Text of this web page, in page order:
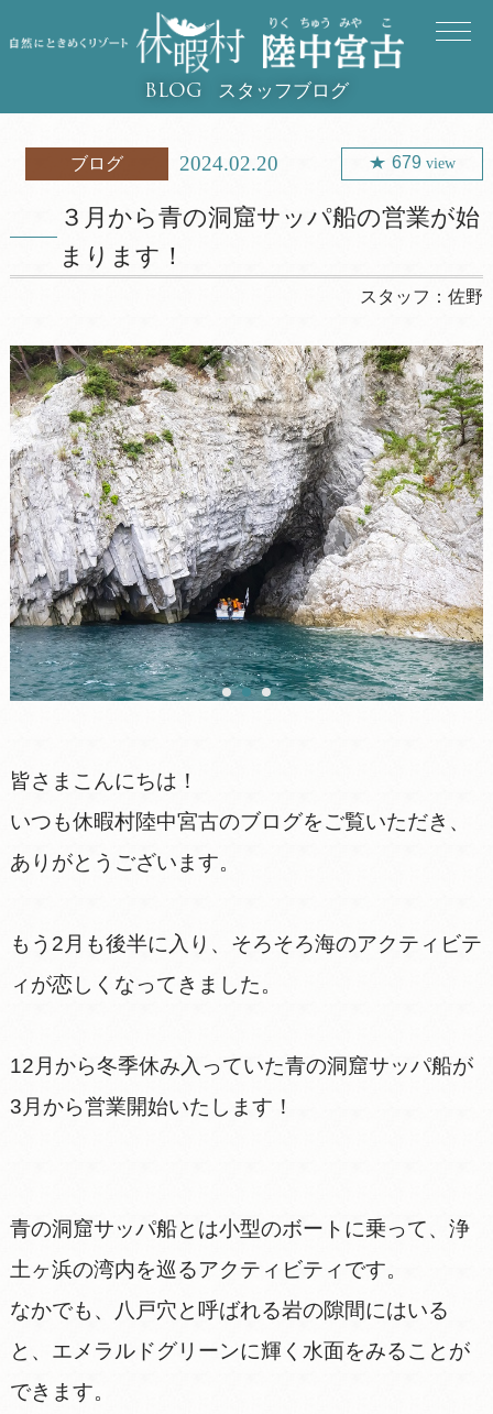
BLOG スタッフブログ
ブログ 2024.02.20 679 view
３月から青の洞窟サッパ船の営業が始
まります！
スタッフ：佐野
皆さまこんにちは！
いつも休暇村陸中宮古のブログをご覧いただき、
ありがとうございます。
もう2月も後半に入り、そろそろ海のアクティビテ
ィが恋しくなってきました。
12月から冬季休み入っていた青の洞窟サッパ船が
3月から営業開始いたします！
青の洞窟サッパ船とは小型のボートに乗って、浄
土ヶ浜の湾内を巡るアクティビティです。
なかでも、八戸穴と呼ばれる岩の隙間にはいる
と、エメラルドグリーンに輝く水面をみることが
できます。